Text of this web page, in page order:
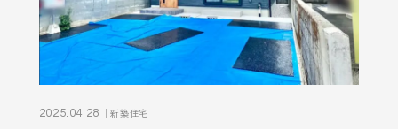
2025.04.28 ｜新築住宅